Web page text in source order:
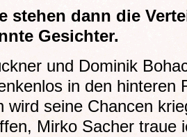
stehen dann die
Gesichter.
und Dominik
in den hinteren
wird seine Chancen
Mirko Sacher traue